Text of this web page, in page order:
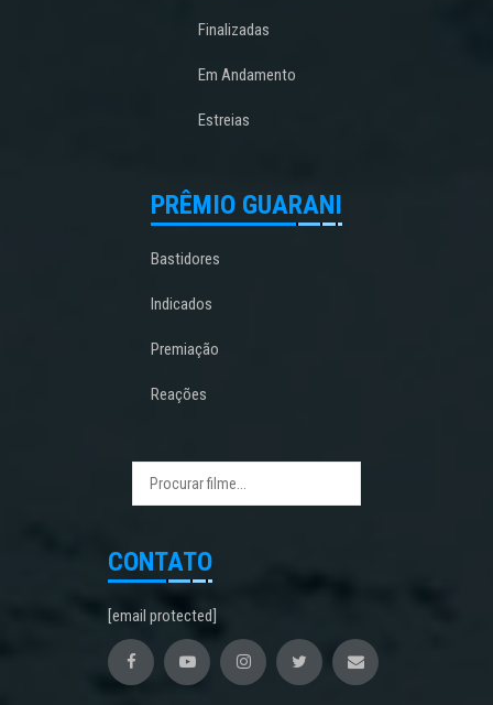
Finalizadas
Em Andamento
Estreias
PRÊMIO GUARANI
Bastidores
Indicados
Premiação
Reações
CONTATO
[email protected]